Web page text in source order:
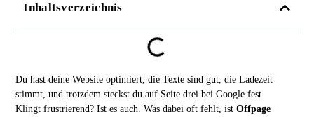
Inhaltsverzeichnis
Du hast deine Website optimiert, die Texte sind gut, die Ladezeit
stimmt, und trotzdem steckst du auf Seite drei bei Google fest.
Klingt frustrierend? Ist es auch. Was dabei oft fehlt, istOffpage